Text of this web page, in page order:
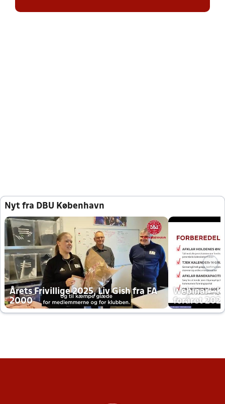
Nyt fra DBU København
Årets Frivillige 2025, Liv Gish fra FA
2000
Webinar -
foråret